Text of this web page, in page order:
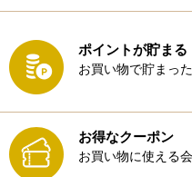
ポイントが貯まる
お買い物で貯まっ
お得なクーポン
お買い物に使える